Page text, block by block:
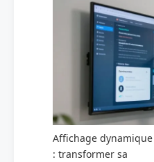
Affichage dynamique
: transformer sa